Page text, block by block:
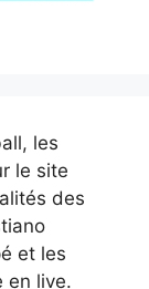
les
le site
des
et les
en live.